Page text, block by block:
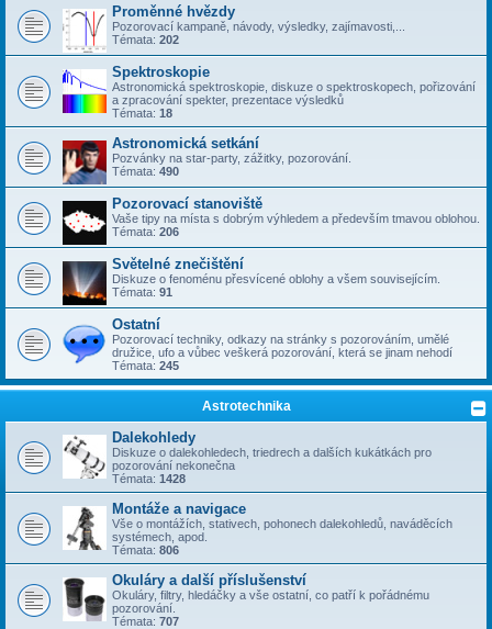
Proměnné hvězdy
Pozorovací kampaně, návody, výsledky, zajímavosti,...
Témata: 202
Spektroskopie
Astronomická spektroskopie, diskuze o spektroskopech, pořizování
a zpracování spekter, prezentace výsledků
Témata: 18
Astronomická setkání
Pozvánky na star-party, zážitky, pozorování.
Témata: 490
Pozorovací stanoviště
Vaše tipy na místa s dobrým výhledem a především tmavou oblohou.
Témata: 206
Světelné znečištění
Diskuze o fenoménu přesvícené oblohy a všem souvisejícím.
Témata: 91
Ostatní
Pozorovací techniky, odkazy na stránky s pozorováním, umělé
družice, ufo a vůbec veškerá pozorování, která se jinam nehodí
Témata: 245
Astrotechnika
Dalekohledy
Diskuze o dalekohledech, triedrech a dalších kukátkách pro
pozorování nekonečna
Témata: 1428
Montáže a navigace
Vše o montážích, stativech, pohonech dalekohledů, naváděcích
systémech, apod.
Témata: 806
Okuláry a další příslušenství
Okuláry, filtry, hledáčky a vše ostatní, co patří k pořádnému
pozorování.
Témata: 707